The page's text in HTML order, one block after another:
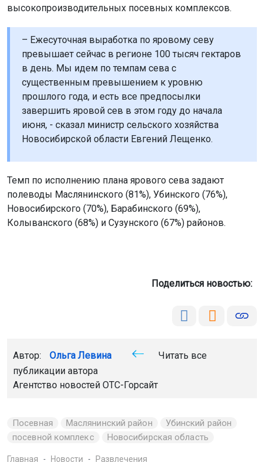
высокопроизводительных посевных комплексов.
– Ежесуточная выработка по яровому севу
превышает сейчас в регионе 100 тысяч гектаров
в день. Мы идем по темпам сева с
существенным превышением к уровню
прошлого года, и есть все предпосылки
завершить яровой сев в этом году до начала
июня, - сказал министр сельского хозяйства
Новосибирской области Евгений Лещенко.
Темп по исполнению плана ярового сева задают
полеводы Маслянинского (81%), Убинского (76%),
Новосибирского (70%), Барабинского (69%),
Колыванского (68%) и Сузунского (67%) районов.
Поделиться новостью:
Автор: Ольга Левина
Читать все
публикации автора
Агентство новостей ОТС-Горсайт
Посевная Маслянинский район
Убинский район
посевной комплекс
Новосибирская область
Главная Новости Развлечения